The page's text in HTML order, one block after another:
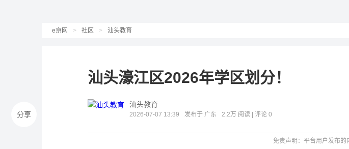
e京网 > 社区 > 汕头教育
汕头濠江区2026年学区划分！
汕头教育
2026-07-07 13:39 发布于 广东 2.2万 阅读 | 评论 0
免责声明：平台用户发布的
分享